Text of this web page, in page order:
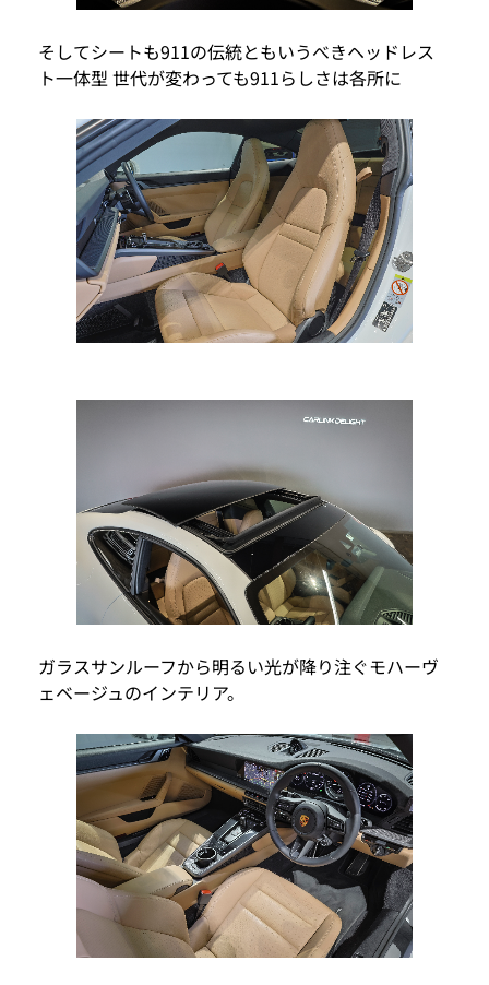
そしてシートも911の伝統ともいうべきヘッドレス
ト一体型 世代が変わっても911らしさは各所に
ガラスサンルーフから明るい光が降り注ぐモハーヴ
ェベージュのインテリア。